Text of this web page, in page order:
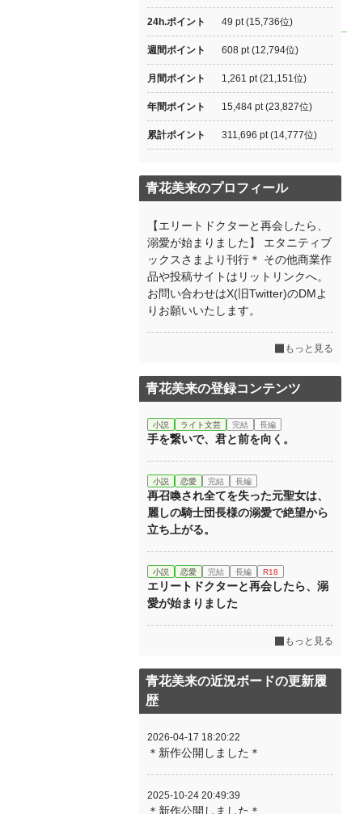
24h.ポイント 49 pt (15,736位)
週間ポイント 608 pt (12,794位)
月間ポイント 1,261 pt (21,151位)
年間ポイント 15,484 pt (23,827位)
累計ポイント 311,696 pt (14,777位)
青花美来のプロフィール
【エリートドクターと再会したら、
溺愛が始まりました】 エタニティブ
ックスさまより刊行＊ その他商業作
品や投稿サイトはリットリンクへ。
お問い合わせはX(旧Twitter)のDMよ
りお願いいたします。
もっと見る
青花美来の登録コンテンツ
小説 ライト文芸 完結 長編
手を繋いで、君と前を向く。
小説 恋愛 完結 長編
再召喚され全てを失った元聖女は、
麗しの騎士団長様の溺愛で絶望から
立ち上がる。
小説 恋愛 完結 長編 R18
エリートドクターと再会したら、溺
愛が始まりました
もっと見る
青花美来の近況ボードの更新履
歴
2026-04-17 18:20:22
＊新作公開しました＊
2025-10-24 20:49:39
＊新作公開しました＊